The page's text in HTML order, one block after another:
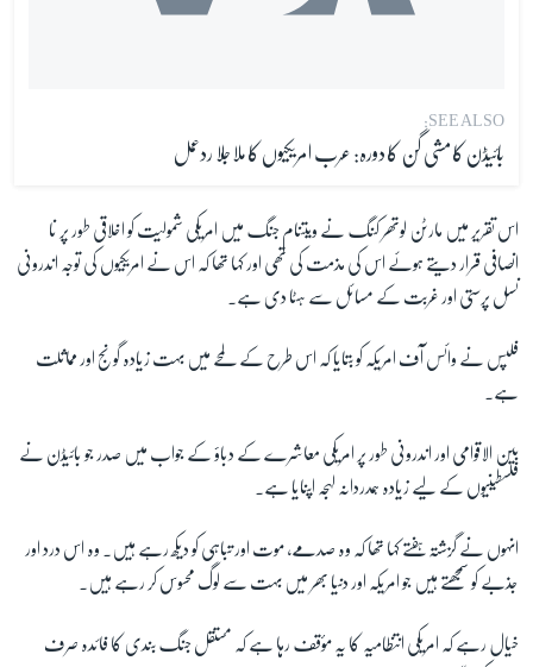
SEE ALSO:
بائیڈن کا مشی گن کا دورہ: عرب امریکیوں کا ملاجلا ردعمل
اس تقریر میں مارٹن لوتھر کنگ نے ویتنام جنگ میں امریکی شمولیت کو اخلاقی طور پر نا
انصافی قرار دیتے ہوئے اس کی مذمت کی تھی اور کہا تھا کہ اس نے امریکیوں کی توجہ اندرونی
نسل پرستی اور غربت کے مسائل سے ہٹا دی ہے۔
فلپس نے وائس آف امریکہ کو بتایا کہ اس طرح کے لمحے میں بہت زیادہ گونج اور مماثلت
ہے۔
بین الاقوامی اور اندرونی طور پر امریکی معاشرے کے دباؤ کے جواب میں صدر جو بائیڈن نے
فلسطینیوں کے لیے زیادہ ہمدردانہ لہجہ اپنایا ہے۔
انہوں نے گزشتہ ہفتے کہا تھا کہ وہ صدمے، موت اور تباہی کو دیکھ رہے ہیں۔ وہ اس درد اور
جذبے کو سمجھتے ہیں جو امریکہ اور دنیا بھر میں بہت سے لوگ محسوس کر رہے ہیں۔
خیال رہے کہ امریکی انتظامیہ کا یہ مؤقف رہا ہے کہ مستقل جنگ بندی کا فائدہ صرف